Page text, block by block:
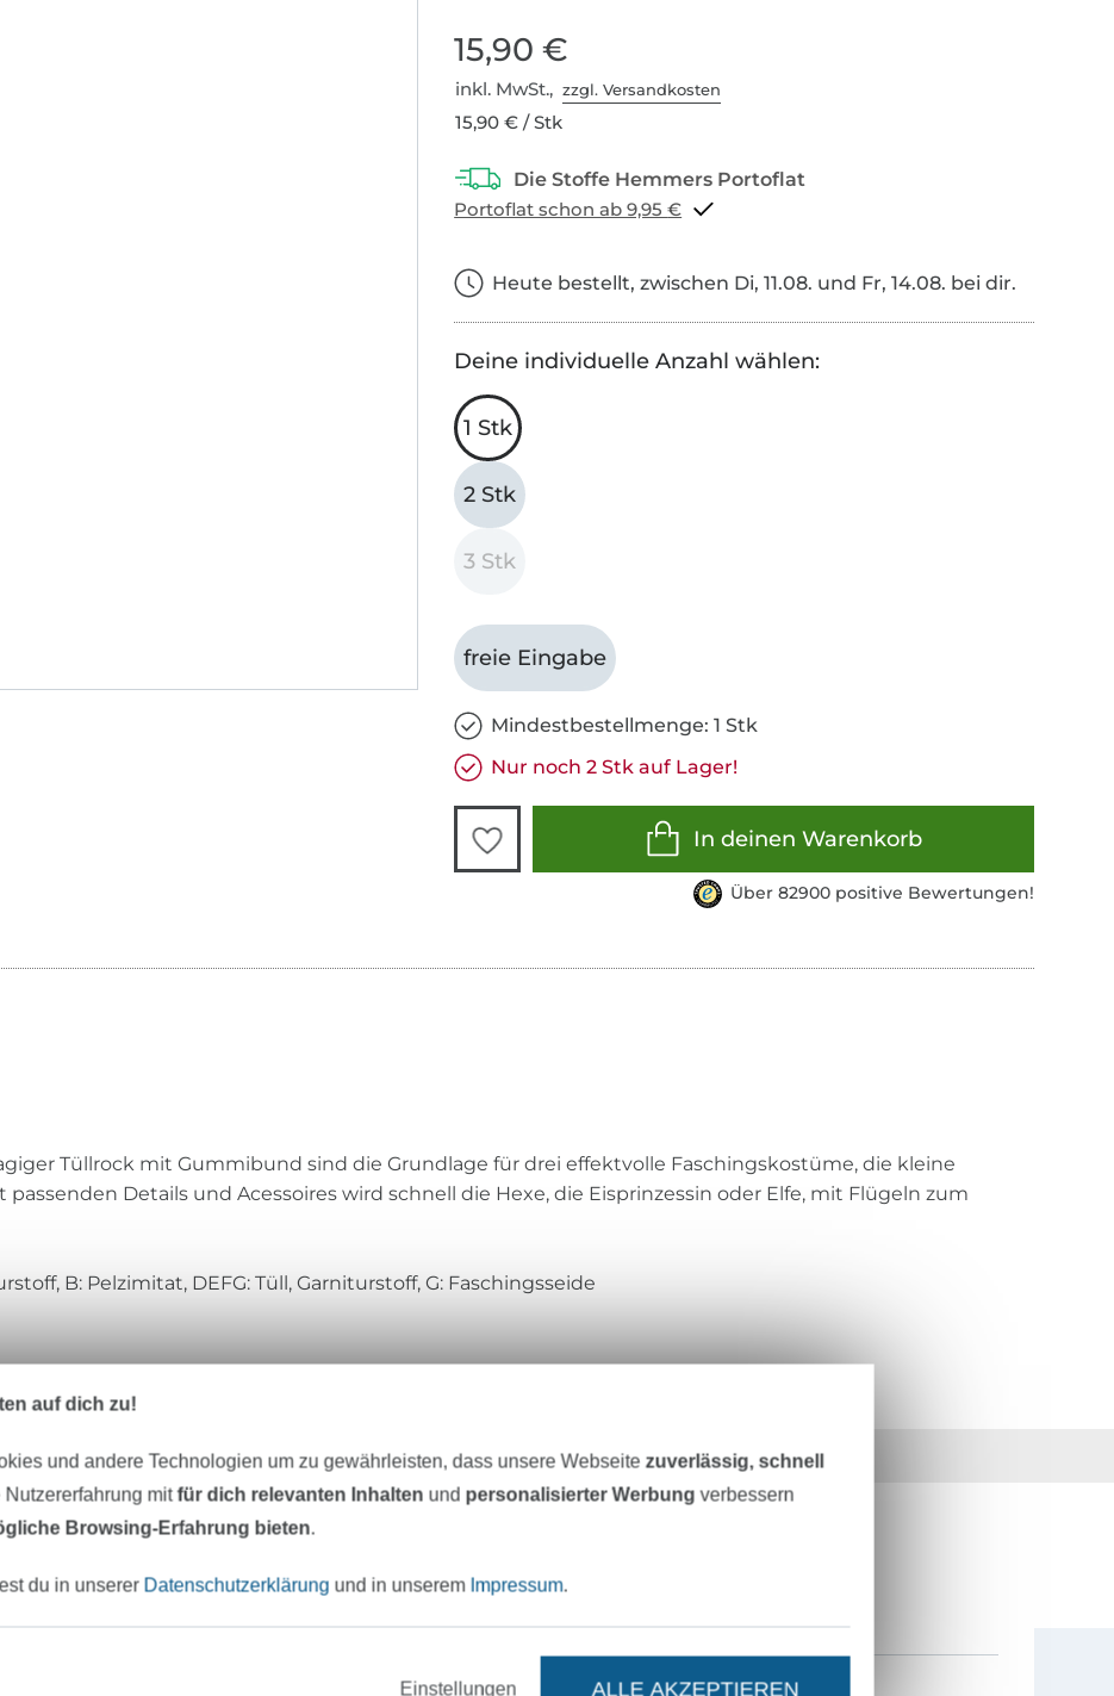
15,90 €
inkl. MwSt.,zzgl. Versandkosten
15,90 € / Stk
Portoflat schon ab 9,95 €
Heute bestellt, zwischen Di, 11.08. und Fr, 14.08. bei dir.
Deine individuelle Anzahl wählen:
1 Stk
2 Stk
3 Stk
freie Eingabe
Mindestbestellmenge: 1 Stk
Nur noch 2 Stk auf Lager!
In deinen Warenkorb
Über 82900 positive Bewertungen!
Tüllrock mit Gummibund sind die Grundlage für drei effektvolle Faschingskostüme, die kleine
Details und Acessoires wird schnell die Hexe, die Eisprinzessin oder Elfe, mit Flügeln zum
B: Pelzimitat, DEFG: Tüll, Garniturstoff, G: Faschingsseide
Meter Stoff versandfertig Über 80000 zufriedene Kunden 36 Jahre Erfahrung
Sei immer auf dem neuesten Stand & erhalte einen
auf dich zu!
und andere Technologien um zu gewährleisten, dass unsere Webseitezuverlässig, schnell
mitfür dich relevanten Inhalten und personalisierter Werbung verbessern
Browsing-Erfahrung bieten.
du in unserer Datenschutzerklärung und in unserem Impressum.
Einstellungen ALLE AKZEPTIEREN